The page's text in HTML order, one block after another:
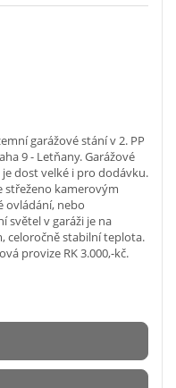
garážové stání v 2. PP
9 - Letňany. Garážové
dost velké i pro dodávku.
střeženo kamerovým
ovládání, nebo
světel v garáži je na
celoročně stabilní teplota.
provize RK 3.000,-kč.